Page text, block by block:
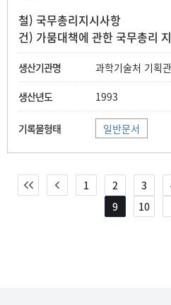
철) 국무총리지시사항
건) 가뭄대책에 관한 국무총리
과학기술처 기획
1993
일반문서
1 2 3
9
10